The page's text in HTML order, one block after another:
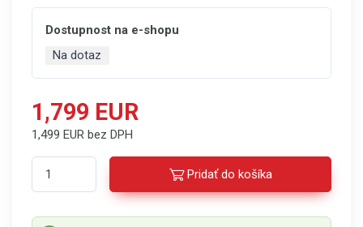
Dostupnost na e-shopu
Na dotaz
1,799 EUR
1,499 EUR bez DPH
Pridať do košíka